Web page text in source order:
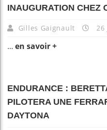
INAUGURATION CHEZ
Gilles Gaignault 26
... en savoir +
ENDURANCE :
PILOTERA UNE
DAYTONA